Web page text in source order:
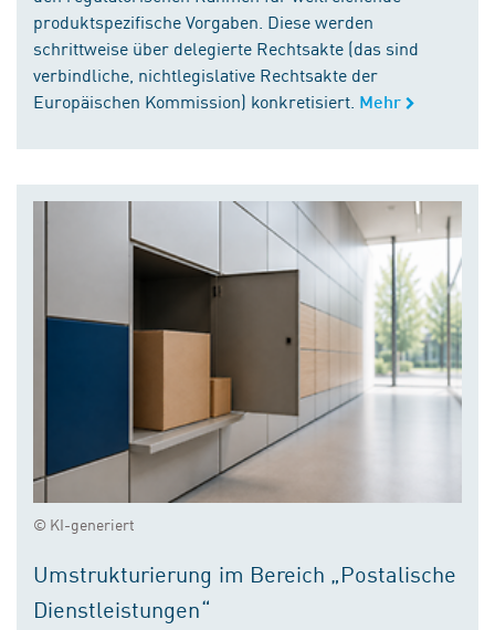
produktspezifische Vorgaben. Diese werden
schrittweise über delegierte Rechtsakte (das sind
verbindliche, nichtlegislative Rechtsakte der
Europäischen Kommission) konkretisiert. Mehr
© KI-generiert
Umstrukturierung im Bereich „Postalische
Dienstleistungen“